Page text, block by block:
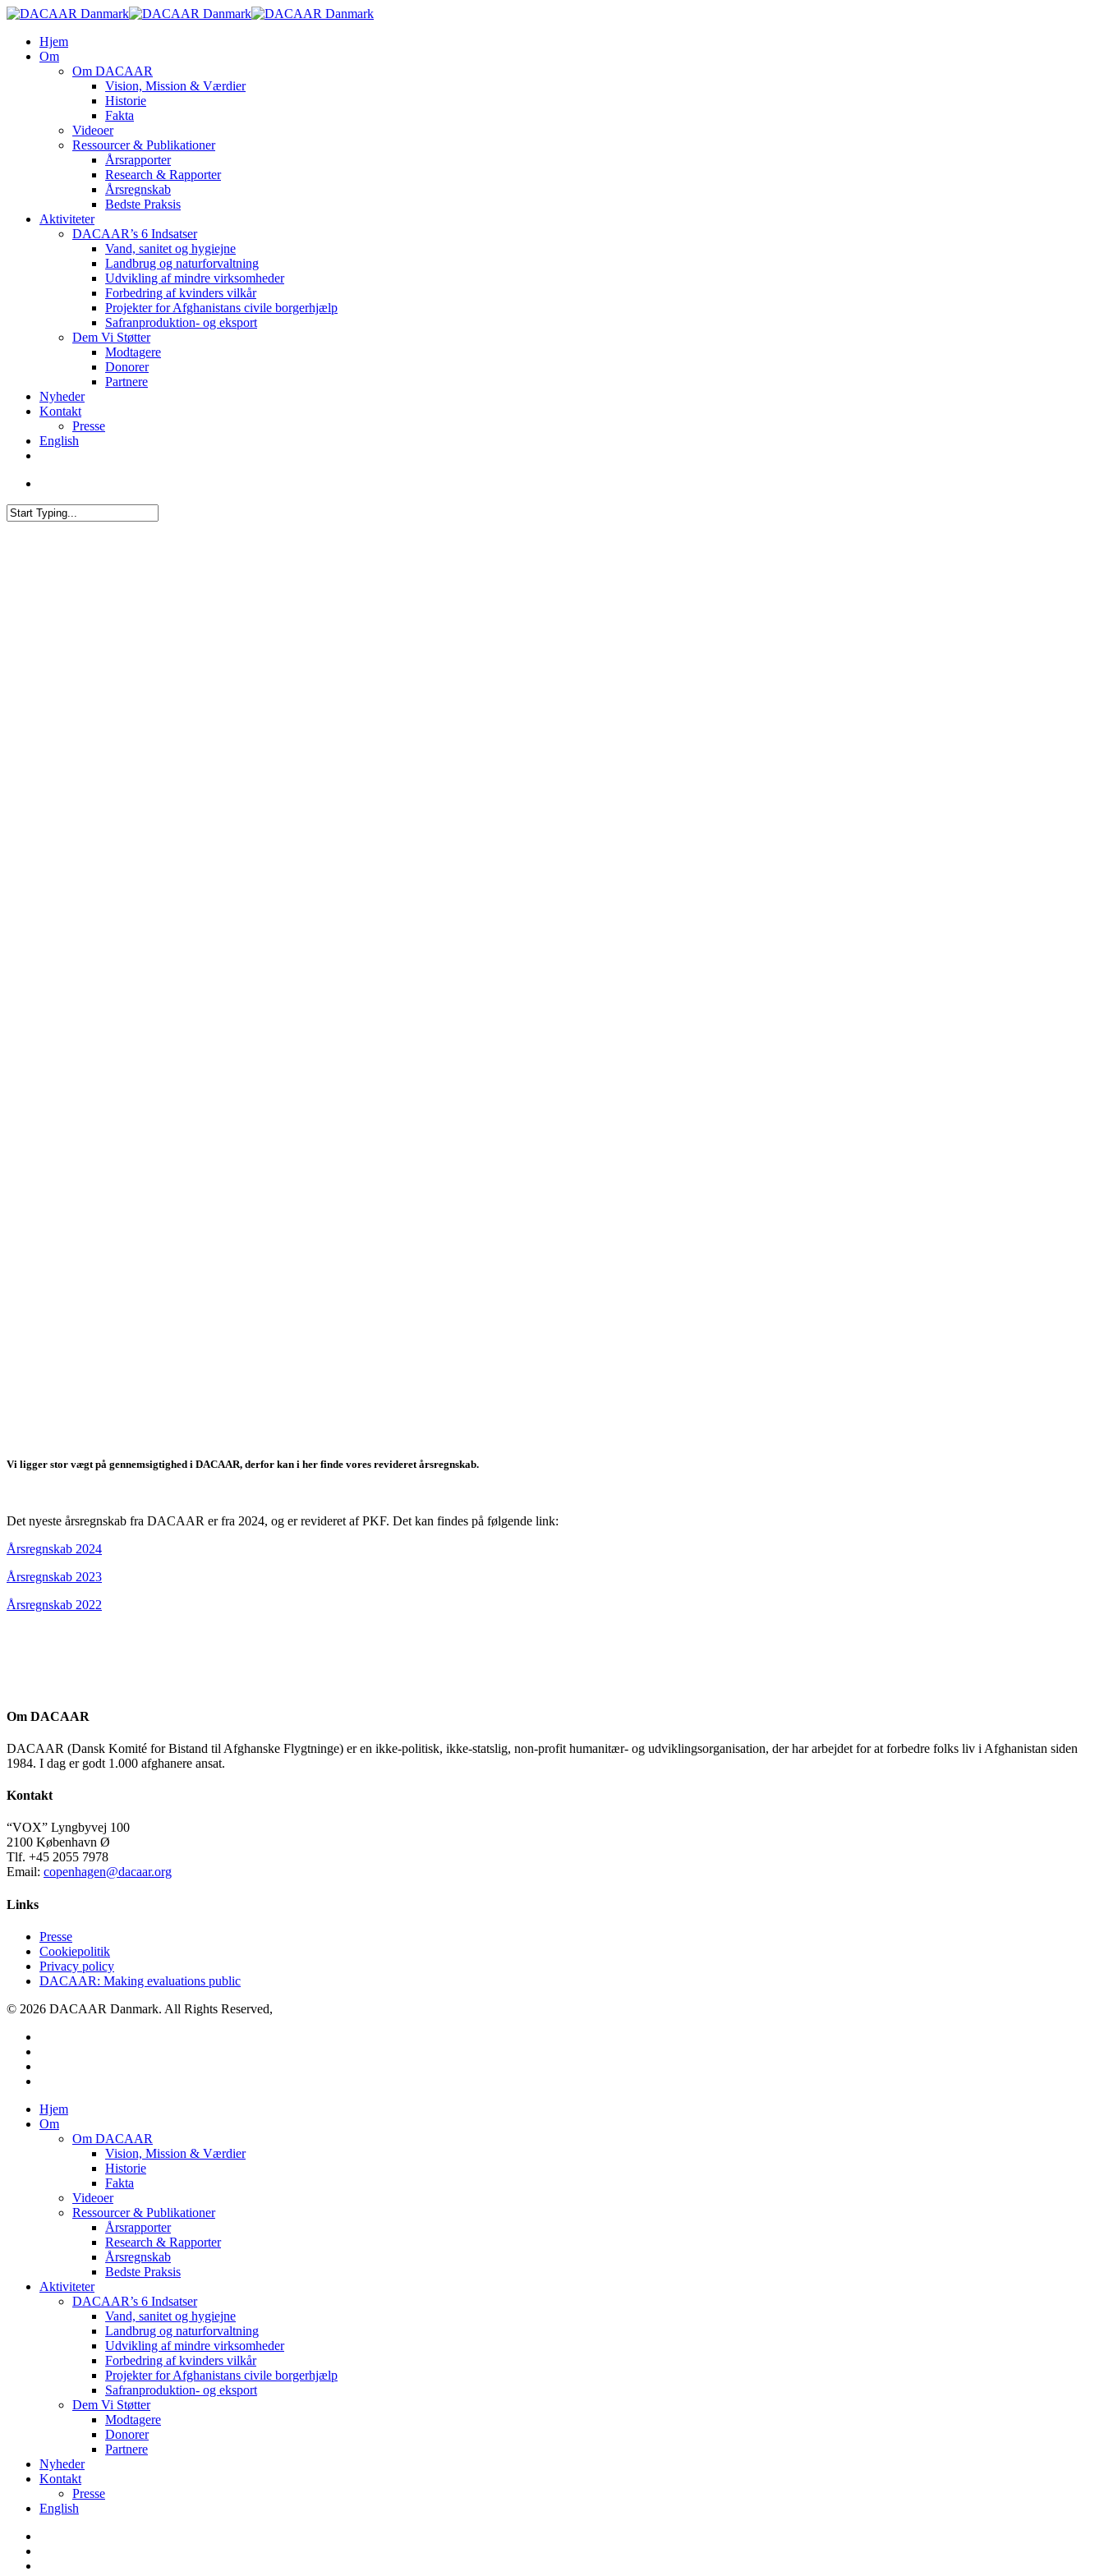
Skip
main
content
search
Menu
Hjem
Om
Om DACAAR
Vision, Mission & Værdier
Historie
Fakta
Videoer
Ressourcer & Publikationer
Årsrapporter
Research & Rapporter
Årsregnskab
Bedste Praksis
Aktiviteter
DACAAR’s 6 Indsatser
Vand, sanitet og hygiejne
Landbrug og naturforvaltning
Udvikling af mindre virksomheder
Forbedring af kvinders vilkår
Projekter for Afghanistans civile borgerhjælp
Safranproduktion- og eksport
Dem Vi Støtter
Modtagere
Donorer
Partnere
Nyheder
Kontakt
Presse
English
Vi ligger stor vægt på gennemsigtighed i DACAAR, derfor kan i her finde vores revideret årsregnskab.
Det nyeste årsregnskab fra DACAAR er fra 2024, og er revideret af PKF. Det kan findes på følgende link:
Årsregnskab 2024
Årsregnskab 2023
Årsregnskab 2022
Om DACAAR
DACAAR (Dansk Komité for Bistand til Afghanske Flygtninge) er en ikke-politisk, ikke-statslig, non-profit humanitær- og udviklingsorganisation, der har arbejdet for at forbedre folks liv i Afghanistan siden
1984. I dag er godt 1.000 afghanere ansat.
Kontakt
“VOX” Lyngbyvej 100
2100 København Ø
Tlf. +45 2055 7978
Email: copenhagen@dacaar.org
Links
Presse
Cookiepolitik
Privacy policy
DACAAR: Making evaluations public
© 2026 DACAAR Danmark. All Rights Reserved,
Close
Menu
Hjem
Om
Om DACAAR
Vision, Mission & Værdier
Historie
Fakta
Videoer
Ressourcer & Publikationer
Årsrapporter
Research & Rapporter
Årsregnskab
Bedste Praksis
Aktiviteter
DACAAR’s 6 Indsatser
Vand, sanitet og hygiejne
Landbrug og naturforvaltning
Udvikling af mindre virksomheder
Forbedring af kvinders vilkår
Projekter for Afghanistans civile borgerhjælp
Safranproduktion- og eksport
Dem Vi Støtter
Modtagere
Donorer
Partnere
Nyheder
Kontakt
Presse
English